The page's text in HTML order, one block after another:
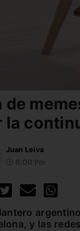
de
la
Juan Leiva
y las